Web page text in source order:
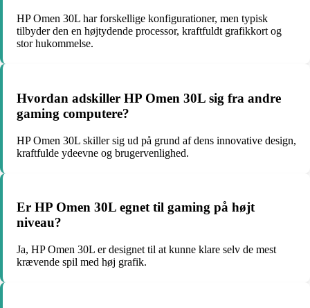
HP Omen 30L har forskellige konfigurationer, men typisk
tilbyder den en højtydende processor, kraftfuldt grafikkort og
stor hukommelse.
Hvordan adskiller HP Omen 30L sig fra andre
gaming computere?
HP Omen 30L skiller sig ud på grund af dens innovative design,
kraftfulde ydeevne og brugervenlighed.
Er HP Omen 30L egnet til gaming på højt
niveau?
Ja, HP Omen 30L er designet til at kunne klare selv de mest
krævende spil med høj grafik.